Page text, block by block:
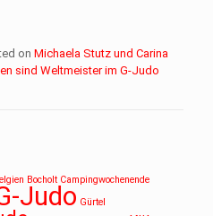
on Michaela Stutz und Carina
sind Weltmeister im G-Judo
Bocholt Campingwochenende
Judo Gürtel